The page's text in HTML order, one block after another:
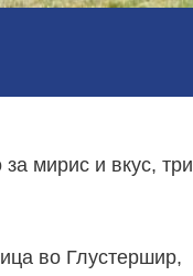
мирис и вкус, три
во Глустершир,